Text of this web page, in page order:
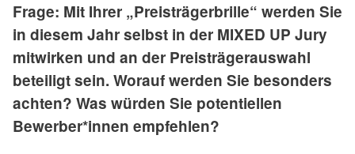
Frage: Mit Ihrer „Preisträgerbrille“ werden Sie
in diesem Jahr selbst in der MIXED UP Jury
mitwirken und an der Preisträgerauswahl
beteiligt sein. Worauf werden Sie besonders
achten? Was würden Sie potentiellen
Bewerber*innen empfehlen?